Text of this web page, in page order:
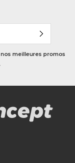
meilleures promos